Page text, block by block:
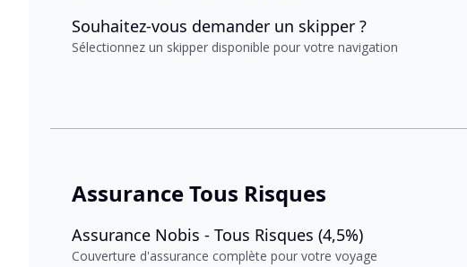
Souhaitez-vous demander un skipper ?
Sélectionnez un skipper disponible pour votre navigation
Assurance Tous Risques
Assurance Nobis - Tous Risques (4,5%)
Couverture d'assurance complète pour votre voyage